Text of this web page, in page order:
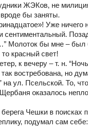
ЖЭКов, не
бы заняты.
Уже ничего
сентиментальный.
Молоток бы мне –
красный свет!
к вечеру – т. н.
востребована, но
ул. Псельской. То,
оказалось
Чешки в поисках
подумал сам